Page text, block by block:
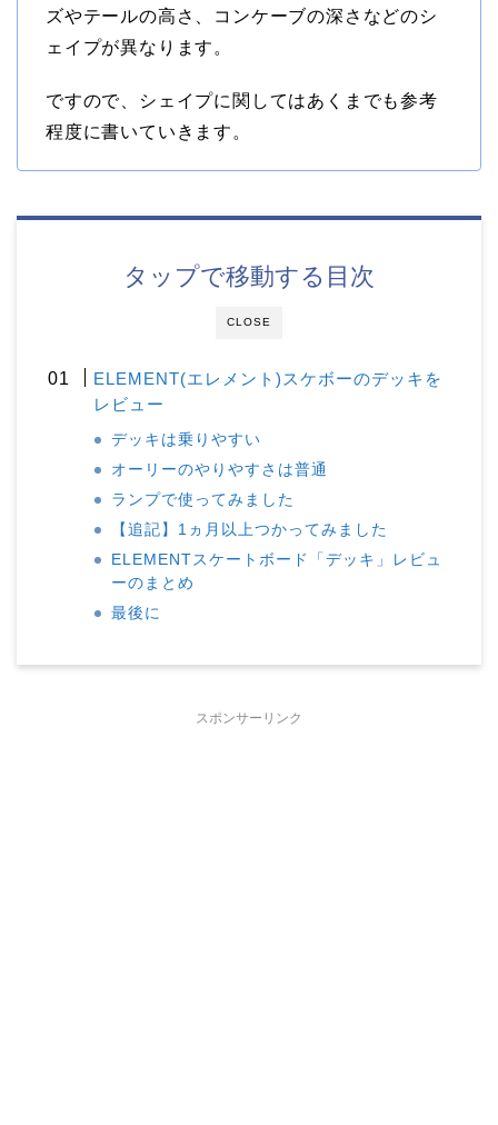
ズやテールの高さ、コンケーブの深さなどのシ
ェイプが異なります。
ですので、シェイプに関してはあくまでも参考
程度に書いていきます。
CLOSE
タップで移動する目次
ELEMENT(エレメント)スケボーのデッキを
レビュー
デッキは乗りやすい
オーリーのやりやすさは普通
ランプで使ってみました
【追記】1ヵ月以上つかってみました
ELEMENTスケートボード「デッキ」レビュ
ーのまとめ
最後に
スポンサーリンク